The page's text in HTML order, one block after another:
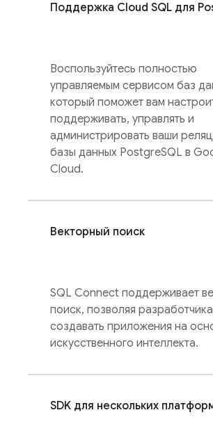
Поддержка Cloud SQL для
Воспользуйтесь полностью
управляемым сервисом баз
который поможет вам
поддерживать, управлять и
администрировать ваши
базы данных PostgreSQL в
Cloud.
Векторный поиск
SQL Connect поддерживает
поиск, позволяя
создавать приложения на
искусственного интеллекта.
SDK для нескольких